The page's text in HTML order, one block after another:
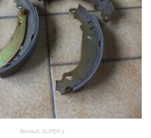
Renault SUPER 5